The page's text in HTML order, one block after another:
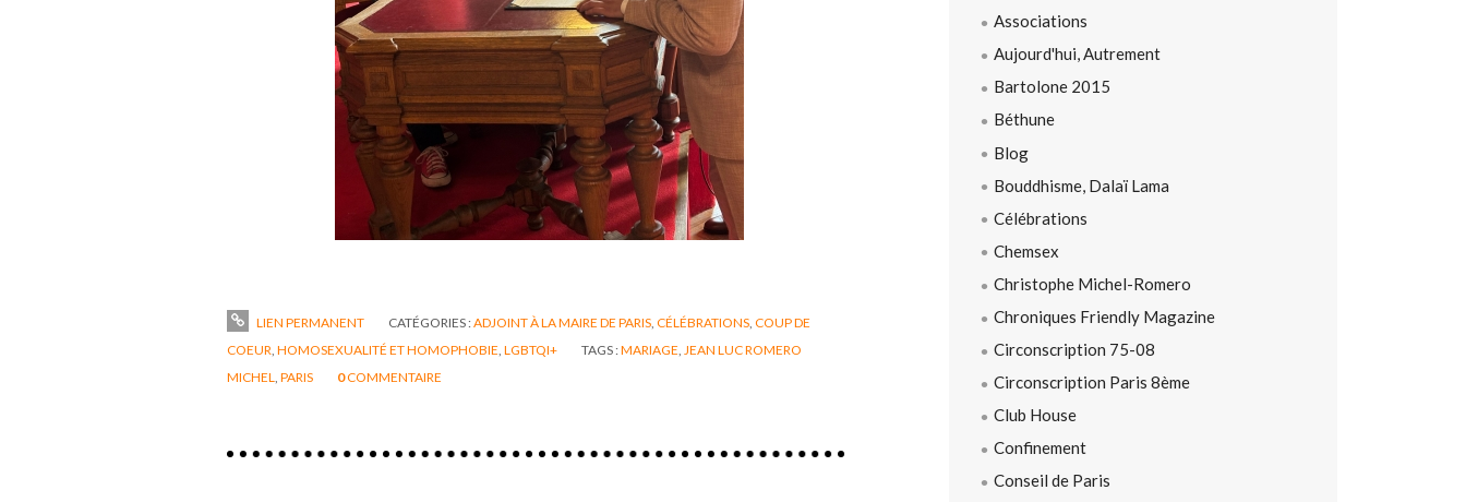
LIEN PERMANENT CATÉGORIES :ADJOINT À LA MAIRE DE PARIS CÉLÉBRATIONS COUP DE
COEUR HOMOSEXUALITÉ ET HOMOPHOBIE LGBTQI+ TAGS :MARIAGE JEAN LUC ROMERO
MICHEL PARIS 0COMMENTAIRE
Associations
Aujourd'hui, Autrement
Bartolone 2015
Béthune
Blog
Bouddhisme, Dalaï Lama
Célébrations
Chemsex
Christophe Michel-Romero
Chroniques Friendly Magazine
Circonscription 75-08
Circonscription Paris 8ème
Club House
Confinement
Conseil de Paris